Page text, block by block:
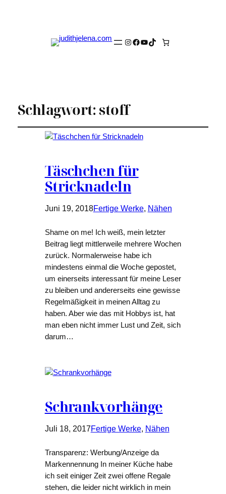
Instagram
Facebook
YouTube
TikTok
Schlagwort:stoff
Täschchen für
Stricknadeln
Juni 19, 2018Fertige Werke, Nähen
Shame on me! Ich weiß, mein letzter
Beitrag liegt mittlerweile mehrere Wochen
zurück. Normalerweise habe ich
mindestens einmal die Woche gepostet,
um einerseits interessant für meine Leser
zu bleiben und andererseits eine gewisse
Regelmäßigkeit in meinen Alltag zu
haben. Aber wie das mit Hobbys ist, hat
man eben nicht immer Lust und Zeit, sich
darum…
Schrankvorhänge
Juli 18, 2017Fertige Werke, Nähen
Transparenz: Werbung/Anzeige da
Markennennung In meiner Küche habe
ich seit einiger Zeit zwei offene Regale
stehen, die leider nicht wirklich in mein